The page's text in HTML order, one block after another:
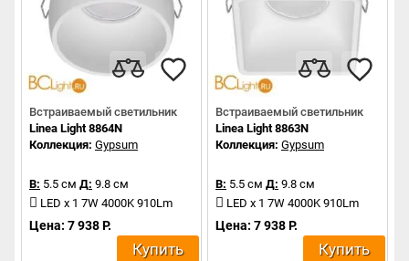
Встраиваемый светильник
Linea Light 8864N
Коллекция: Gypsum
В: 5.5 см Д: 9.8 см
LED x 1 7W 4000K 910Lm
Цена: 7 938 Р.
Купить
Встраиваемый светильник
Linea Light 8863N
Коллекция: Gypsum
В: 5.5 см Д: 9.8 см
LED x 1 7W 4000K 910Lm
Цена: 7 938 Р.
Купить